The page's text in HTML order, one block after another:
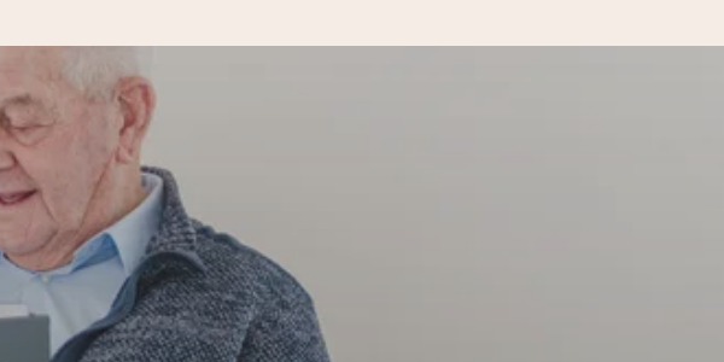
überreichen kannst, wenn es am meisten
in die wir versenden).